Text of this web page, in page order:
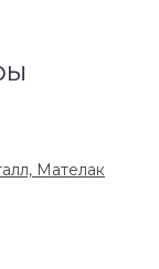
Мателак